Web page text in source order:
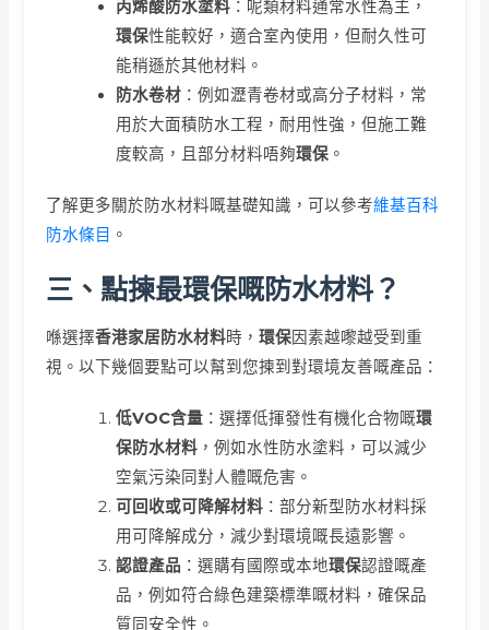
丙烯酸防水塗料 ：呢類材料通常水性為主，
環保性能較好，適合室內使用，但耐久性可
能稍遜於其他材料。
防水卷材 ：例如瀝青卷材或高分子材料，常
用於大面積防水工程，耐用性強，但施工難
度較高，且部分材料唔夠環保 。
了解更多關於防水材料嘅基礎知識，可以參考維基百科
防水條目 。
三、點揀最環保嘅防水材料？
喺選擇香港家居防水材料時，環保因素越嚟越受到重
視。以下幾個要點可以幫到您揀到對環境友善嘅產品：
低VOC含量 ：選擇低揮發性有機化合物嘅環
保防水材料 ，例如水性防水塗料，可以減少
空氣污染同對人體嘅危害。
可回收或可降解材料 ：部分新型防水材料採
用可降解成分，減少對環境嘅長遠影響。
認證產品 ：選購有國際或本地環保認證嘅產
品，例如符合綠色建築標準嘅材料，確保品
質同安全性。